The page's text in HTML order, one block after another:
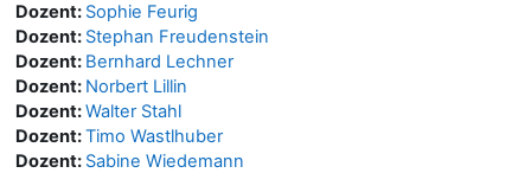
Dozent: Sophie Feurig
Dozent: Stephan Freudenstein
Dozent: Bernhard Lechner
Dozent: Norbert Lillin
Dozent:Walter Stahl
Dozent:Timo Wastlhuber
Dozent: Sabine Wiedemann